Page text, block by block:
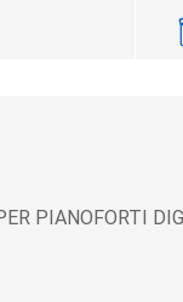
PIANOFORTI